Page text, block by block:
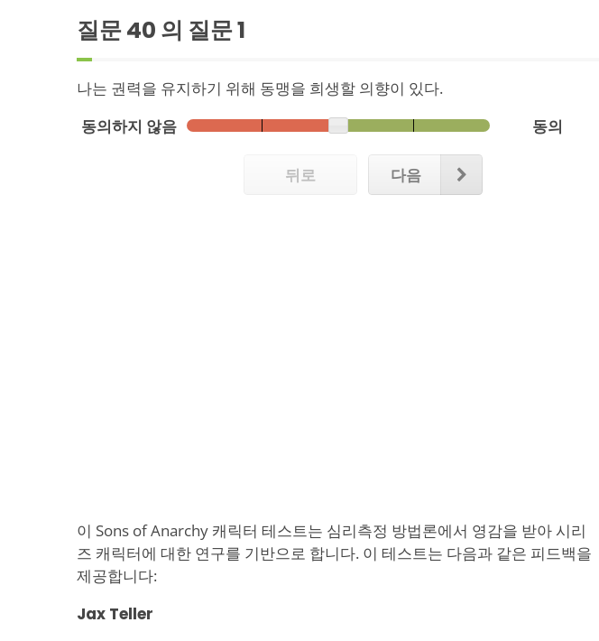
질문 40 의 질문1
나는 권력을 유지하기 위해 동맹을 희생할 의향이 있다.
동의하지 않음
동의
뒤로 다음
이 Sons of Anarchy 캐릭터 테스트는 심리측정 방법론에서 영감을 받아 시리
즈 캐릭터에 대한 연구를 기반으로 합니다. 이 테스트는 다음과 같은 피드백을
제공합니다:
Jax Teller